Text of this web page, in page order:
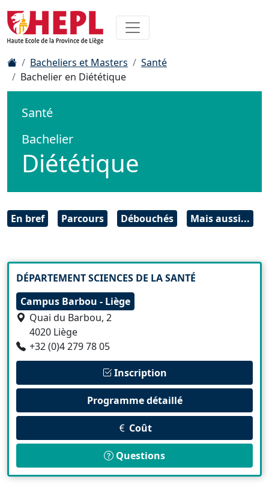
Bacheliers et Masters
Santé
Bachelier en Diététique
Santé
Bachelier
Diététique
En bref Parcours Débouchés Mais aussi...
DÉPARTEMENT SCIENCES DE LA SANTÉ
Campus Barbou - Liège
Quai du Barbou, 2
4020 Liège
+32 (0)4 279 78 05
Inscription
Programme détaillé
Coût
Questions